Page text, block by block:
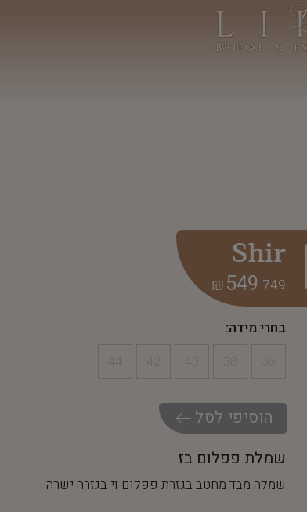
Shir
749
549
₪
בחרי מידה:
הוסיפי לסל
שמלת פפלום בז
שמלה מבד מחטב בגזרת פפלום וי בגזרה ישרה